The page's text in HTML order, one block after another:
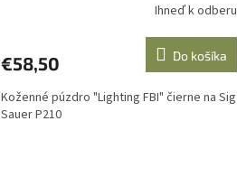
Ihneď k odberu
€58,50 Do košíka
Koženné púzdro "Lighting FBI" čierne na Sig
Sauer P210